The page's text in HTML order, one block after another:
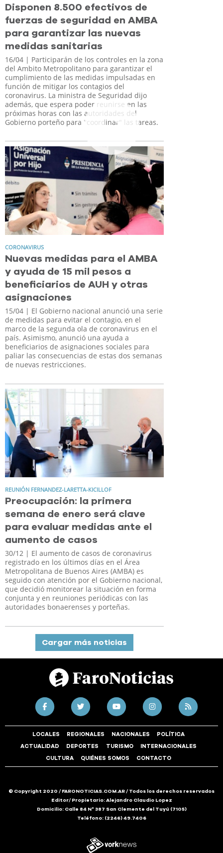
Disponen 8.500 efectivos de
fuerzas de seguridad en AMBA
para garantizar las nuevas
medidas sanitarias
16/04 | Participarán de los controles en la zona
del Ambito Metropolitano para garantizar el
cumplimiento de las medidas impulsadas en
función de mitigar los contagios del
coronavirus. La ministra de Seguridad dijo
además, que espera poder reunirse en las
próximas horas con las autoridades del
Gobierno porteño para "coordinar" las tareas.
CORONAVIRUS
Nuevas medidas para el AMBA
y ayuda de 15 mil pesos a
beneficiarios de AUH y otras
asignaciones
15/04 | El Gobierno nacional anunció una serie
de medidas para evitar el contagio, en el
marco de la segunda ola de coronavirus en el
país. Asimismo, anunció una ayuda a
beneficiarios de asignaciones sociales para
paliar las consecuencias de estas dos semanas
de nuevas restricciones.
REUNIÓN FERNANDEZ-LARETTA-KICILLOF
Preocupación: la primera
semana de enero será clave
para evaluar medidas ante el
aumento de casos
30/12 | El aumento de casos de coronavirus
registrado en los últimos días en el Área
Metropolitana de Buenos Aires (AMBA) es
seguido con atención por el Gobierno nacional,
que decidió monitorear la situación en forma
conjunta y en reuniones periódicas con las
autoridades bonaerenses y porteñas.
Cargar más noticias
LOCALES REGIONALES NACIONALES POLÍTICA
ACTUALIDAD DEPORTES TURISMO INTERNACIONALES
CULTURA QUIÉNES SOMOS CONTACTO
© Copyright 2020 / FARONOTICIAS.COM.AR / Todos los derechos reservados
Editor/ Propietario: Alejandro Claudio Lopez
Domicilio: Calle 84 N° 387 San Clemente del Tuyú (7105)
Teléfono: (2246) 49.7406